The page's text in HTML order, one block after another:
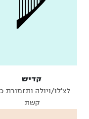
קדיש
לצ'לו/ויולה ותזמורת
קשת